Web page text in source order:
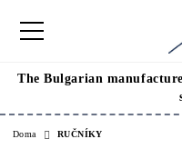
The Bulgarian
Doma RUČNÍKY